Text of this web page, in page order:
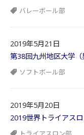
バレーボール部
2019年5月21日
第38回九州地区大学
ソフトボール部
2019年5月20日
2019世界トライアス